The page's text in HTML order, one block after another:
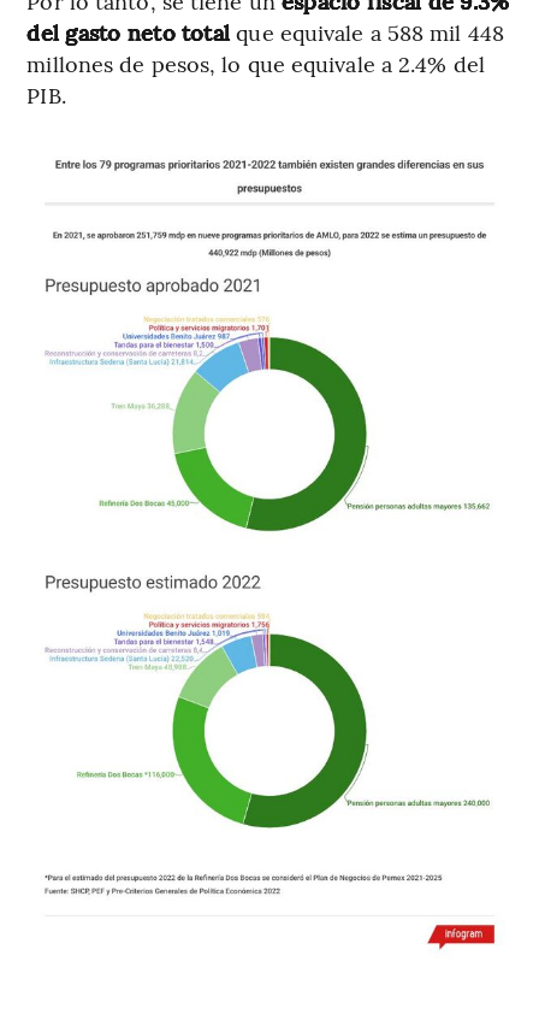
del gasto neto total que equivale a 588 mil 448
millones de pesos, lo que equivale a 2.4% del
PIB.